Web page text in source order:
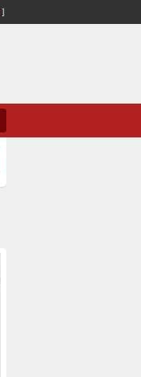
]